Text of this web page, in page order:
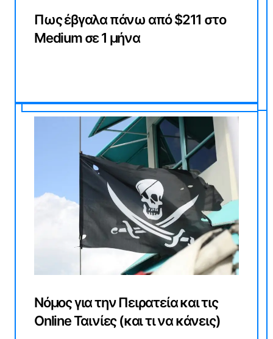
Πως έβγαλα πάνω από $211 στο
Medium σε 1 μήνα
Νόμος για την Πειρατεία και τις
Online Ταινίες (και τι να κάνεις)